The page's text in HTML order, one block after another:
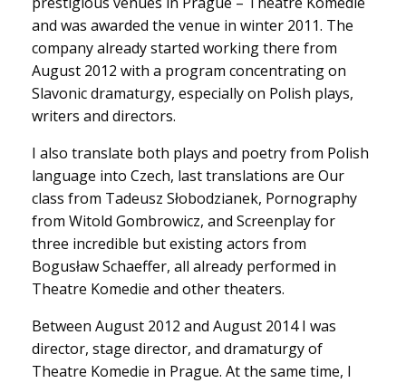
and was awarded the venue in winter 2011. The
company already started working there from
August 2012 with a program concentrating on
Slavonic dramaturgy, especially on Polish plays,
writers and directors.
I also translate both plays and poetry from Polish
language into Czech, last translations are Our
class from Tadeusz Słobodzianek, Pornography
from Witold Gombrowicz, and Screenplay for
three incredible but existing actors from
Bogusław Schaeffer, all already performed in
Theatre Komedie and other theaters.
Between August 2012 and August 2014 I was
director, stage director, and dramaturgy of
Theatre Komedie in Prague. At the same time, I